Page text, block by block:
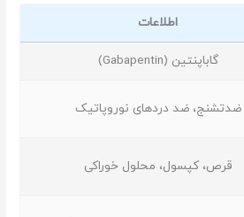
اطلاعات
گاباپنتین (Gabapentin)
ضدتشنج، ضد دردهای نوروپاتیک
قرص، کپسول، محلول خوراکی